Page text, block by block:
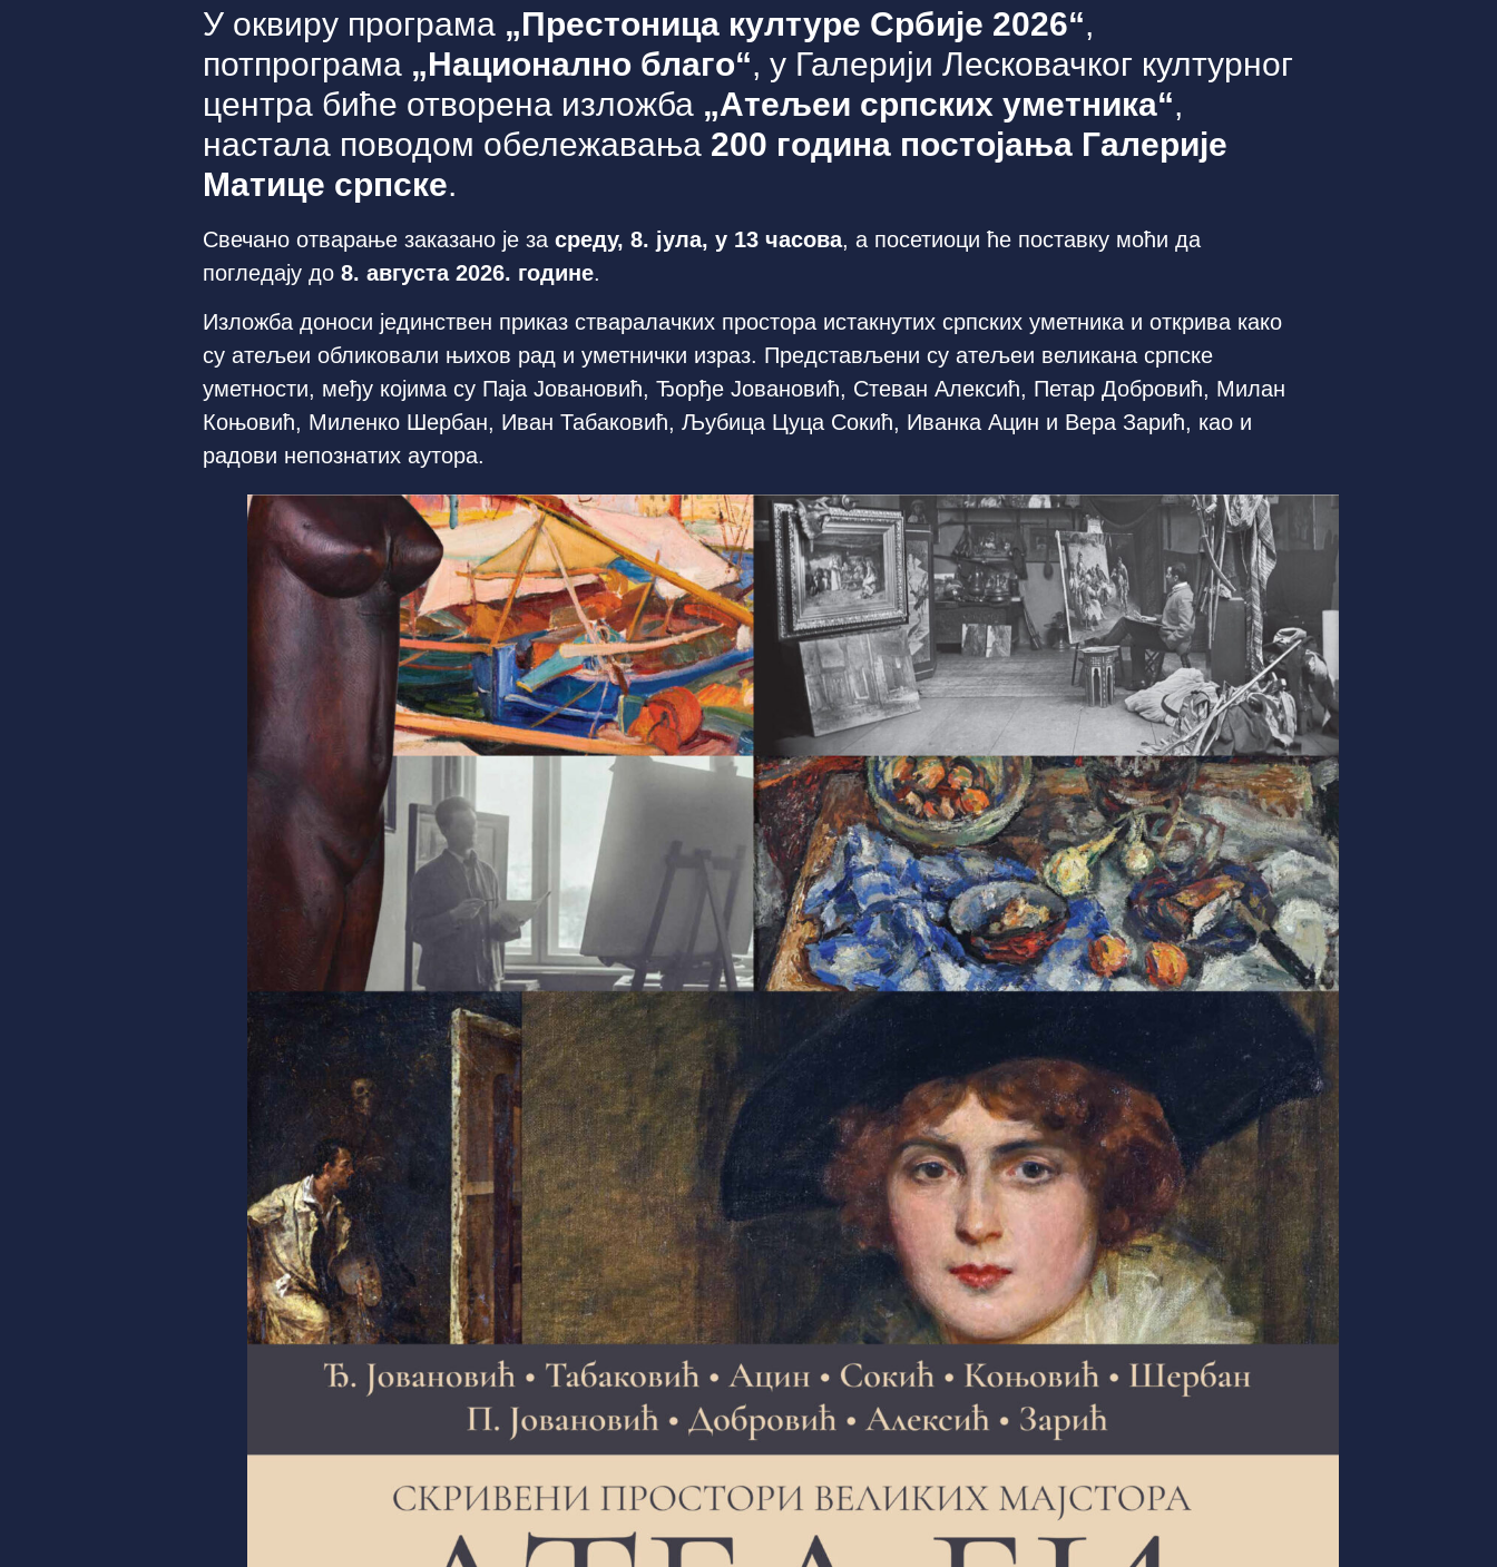
У оквиру програма „Престоница културе Србије 2026“,
потпрограма „Национално благо“, у Галерији Лесковачког културног
центра биће отворена изложба „Атељеи српских уметника“,
настала поводом обележавања 200 година постојања Галерије
Матице српске.
Свечано отварање заказано је за среду, 8. јула, у 13 часова, а посетиоци ће поставку моћи да
погледају до 8. августа 2026. године.
Изложба доноси јединствен приказ стваралачких простора истакнутих српских уметника и открива како
су атељеи обликовали њихов рад и уметнички израз. Представљени су атељеи великана српске
уметности, међу којима су Паја Јовановић, Ђорђе Јовановић, Стеван Алексић, Петар Добровић, Милан
Коњовић, Миленко Шербан, Иван Табаковић, Љубица Цуца Сокић, Иванка Ацин и Вера Зарић, као и
радови непознатих аутора.